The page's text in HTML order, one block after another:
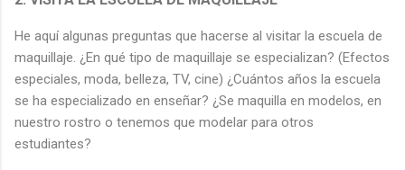
He aquí algunas preguntas que hacerse al visitar la escuela de
maquillaje. ¿En qué tipo de maquillaje se especializan? (Efectos
especiales, moda, belleza, TV, cine) ¿Cuántos años la escuela
se ha especializado en enseñar? ¿Se maquilla en modelos, en
nuestro rostro o tenemos que modelar para otros
estudiantes?